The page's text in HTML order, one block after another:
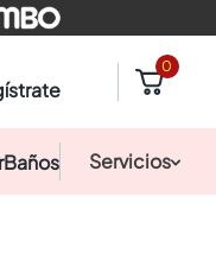
0
Baños Servicios